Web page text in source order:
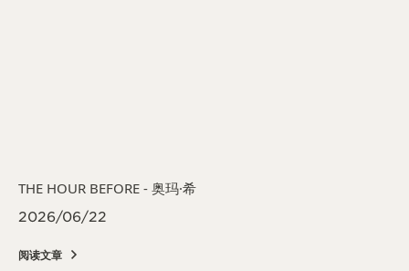
THE HOUR BEFORE - 奥玛·希
2026/06/22
阅读文章